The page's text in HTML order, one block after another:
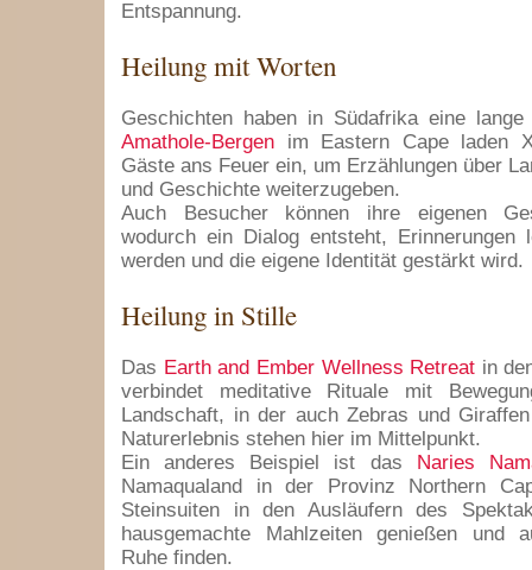
Entspannung.
Heilung mit Worten
Geschichten haben in Südafrika eine
Amathole-Bergen im Eastern Cape laden
Gäste ans Feuer ein, um Erzählungen über
und Geschichte weiterzugeben.
Auch Besucher können ihre eigenen
wodurch ein Dialog entsteht, Erinnerungen
werden und die eigene Identität gestärkt wird.
Heilung in Stille
Das Earth and Ember Wellness Retreat in
verbindet meditative Rituale mit
Landschaft, in der auch Zebras und
Naturerlebnis stehen hier im Mittelpunkt.
Ein anderes Beispiel ist das Naries
Namaqualand in der Provinz Northern
Steinsuiten in den Ausläufern des
hausgemachte Mahlzeiten genießen und
Ruhe finden.